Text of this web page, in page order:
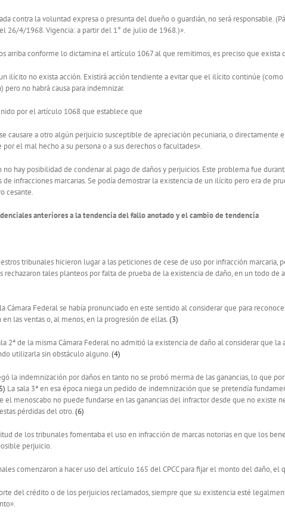
contra la voluntad expresa o presunta del dueño o guardián, no será responsable.
26/4/1968. Vigencia: a partir del 1° de julio de 1968.)».
arriba conforme lo dictamina el artículo 1067 al que remitimos, es preciso que exista
ilícito no exista acción. Existirá acción tendiente a evitar que el ilícito continúe (como
pero no habrá causa para indemnizar.
por el artículo 1068 que establece que
causare a otro algún perjuicio susceptible de apreciación pecuniaria, o directamente
el mal hecho a su persona o a sus derechos o facultades».
no hay posibilidad de condenar al pago de daños y perjuicios. Este problema fue
de infracciones marcarias. Se podía demostrar la existencia de un ilícito pero era de
cesante.
anteriores a la tendencia del fallo anotado y el cambio de tendencia
tribunales hicieron lugar a las peticiones de cese de uso por infracción marcaria,
rechazaron tales planteos por falta de prueba de la existencia de daño, en un todo de
Cámara Federal se había pronunciado en este sentido al considerar que para
las ventas o, al menos, en la progresión de ellas.(3)
2ª de la misma Cámara Federal no admitió la existencia de daño al considerar que
utilizarla sin obstáculo alguno.(4)
la indemnización por daños en tanto no se probó merma de las ganancias, lo que
La sala 3ª en esa época niega un pedido de indemnización que se pretendía
el menoscabo no puede fundarse en las ganancias del infractor desde que no existe
pérdidas del otro.(6)
de los tribunales fomentaba el uso en infracción de marcas notorias en que los
perjuicio.
comenzaron a hacer uso del artículo 165 del CPCC para fijar el monto del daño, el
del crédito o de los perjuicios reclamados, siempre que su existencia esté